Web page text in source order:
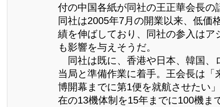
付の中国各紙が同社の王正華会長の
同社は2005年7月の開業以来、低価
績を伸ばしており、同社の参入はア
も影響を与えそうだ。
同社は既に、香港や日本、韓国、
当局と準備作業に着手。王会長は「
博開幕までに第1便を就航させたい
在の13機体制を15年までに100機ま